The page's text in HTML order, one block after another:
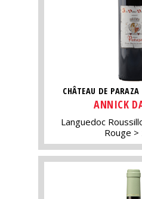
CHÂTEAU DE
ANNICK
Languedoc
Rouge